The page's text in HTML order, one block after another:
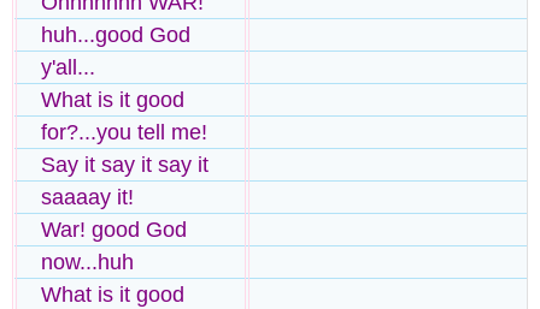
huh...good God
y'all...
What is it good
for?...you tell me!
Say it say it say it
saaaay it!
War! good God
now...huh
What is it good